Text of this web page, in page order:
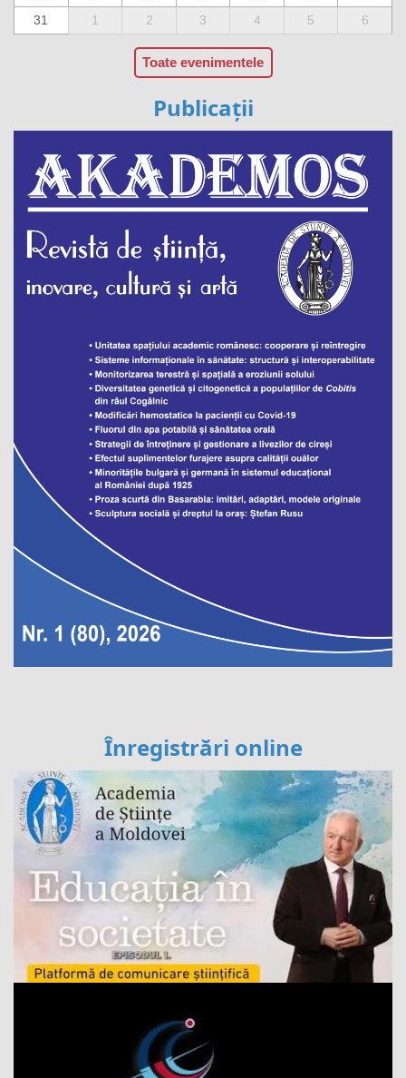
31
1 2 3 4 5 6
Toate evenimentele
Publicații
Înregistrări online